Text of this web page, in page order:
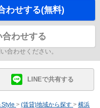
わせする(無料)
合わせする
合わせください。
LINEで共有する
> (賃貸)地域から探す > 横浜